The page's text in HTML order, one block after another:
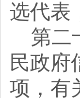
选代表
第二
民政府
项，有